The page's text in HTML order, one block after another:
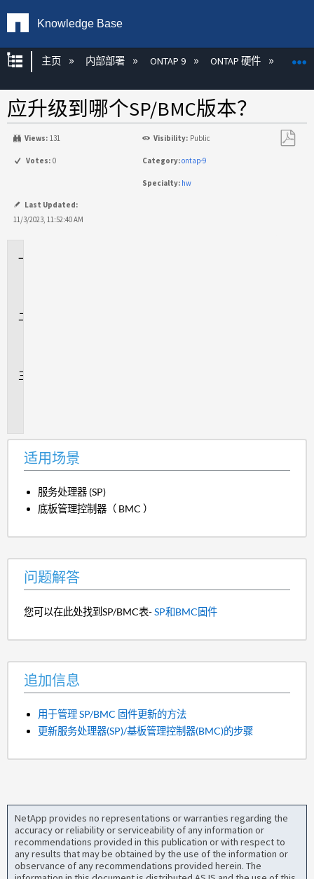
Knowledge Base
扩展/隐缩全局层次
主页 内部部署 ONTAP 9 ONTAP 硬件
应升级到哪个SP/BMC版本？
Views: 131 Visibility: Public
Votes: 0 Category:ontap-9
Specialty: hw
Last Updated:
11/3/2023, 11:52:40 AM
适用场景
服务处理器 (SP)
底板管理控制器（ BMC ）
问题解答
您可以在此处找到SP/BMC表-SP和BMC固件
追加信息
用于管理 SP/BMC 固件更新的方法
更新服务处理器(SP)/基板管理控制器(BMC)的步骤
NetApp provides no representations or warranties regarding the
accuracy or reliability or serviceability of any information or
recommendations provided in this publication or with respect to
any results that may be obtained by the use of the information or
observance of any recommendations provided herein. The